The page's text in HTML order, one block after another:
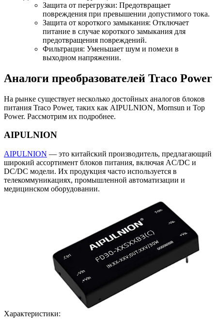
Защита от перегрузки: Предотвращает
повреждения при превышении допустимого тока.
Защита от короткого замыкания: Отключает
питание в случае короткого замыкания для
предотвращения повреждений.
Фильтрация: Уменьшает шум и помехи в
выходном напряжении.
Аналоги преобразователей Traco Power
На рынке существует несколько достойных аналогов блоков
питания Traco Power, таких как AIPULNION, Mornsun и Top
Power. Рассмотрим их подробнее.
AIPULNION
AIPULNION — это китайский производитель, предлагающий
широкий ассортимент блоков питания, включая AC/DC и
DC/DC модели. Их продукция часто используется в
телекоммуникациях, промышленной автоматизации и
медицинском оборудовании.
Характеристики: